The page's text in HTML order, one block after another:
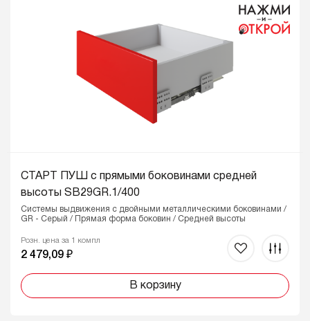
СТАРТ ПУШ с прямыми боковинами средней
высоты SB29GR.1/400
Системы выдвижения с двойными металлическими боковинами /
GR - Серый / Прямая форма боковин / Средней высоты
Розн. цена за 1 компл
2 479,09 ₽
В корзину